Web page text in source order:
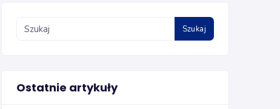
Szukaj
Ostatnie artykuły